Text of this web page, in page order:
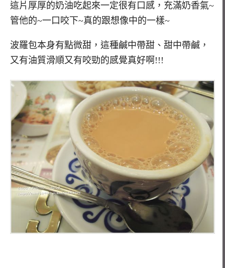
這片厚厚的奶油吃起來一定很有口感，充滿奶香氣~
管他的~一口咬下~真的跟想像中的一樣~
波羅包本身有點微甜，這種鹹中帶甜、甜中帶鹹，
又有油質滑順又有咬勁的感覺真好啊!!!